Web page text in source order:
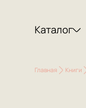
Каталог
Главная Книги